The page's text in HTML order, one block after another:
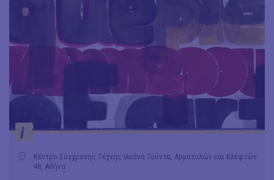
i
Κέντρο Σύγχρονης Τέχνης Ιλεάνα Τούντα, Αρματολών και Κλεφτών
48, Αθήνα